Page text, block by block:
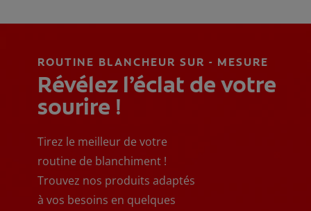
ROUTINE BLANCHEUR SUR - MESURE
Révélez l’éclat de votre
sourire !
Tirez le meilleur de votre
routine de blanchiment !
Trouvez nos produits adaptés
à vos besoins en quelques